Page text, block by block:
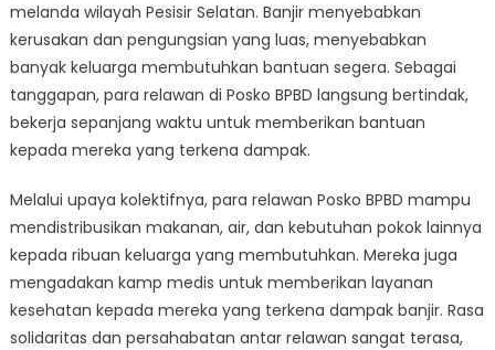
melanda wilayah Pesisir Selatan. Banjir menyebabkan
kerusakan dan pengungsian yang luas, menyebabkan
banyak keluarga membutuhkan bantuan segera. Sebagai
tanggapan, para relawan di Posko BPBD langsung bertindak,
bekerja sepanjang waktu untuk memberikan bantuan
kepada mereka yang terkena dampak.
Melalui upaya kolektifnya, para relawan Posko BPBD mampu
mendistribusikan makanan, air, dan kebutuhan pokok lainnya
kepada ribuan keluarga yang membutuhkan. Mereka juga
mengadakan kamp medis untuk memberikan layanan
kesehatan kepada mereka yang terkena dampak banjir. Rasa
solidaritas dan persahabatan antar relawan sangat terasa,